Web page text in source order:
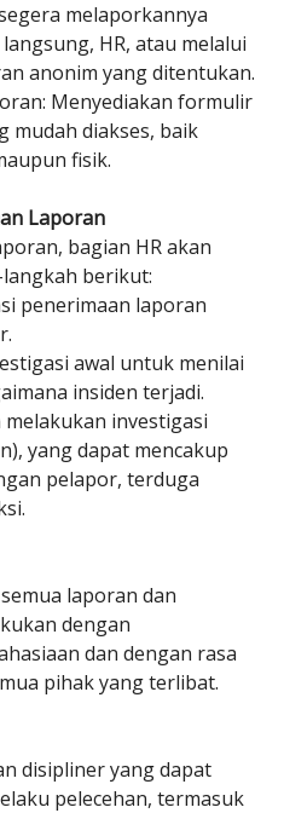
melaporkannya
HR, atau melalui
anonim yang ditentukan.
Menyediakan formulir
mudah diakses, baik
fisik.
Laporan
bagian HR akan
berikut:
penerimaan laporan
awal untuk menilai
insiden terjadi.
melakukan investigasi
yang dapat mencakup
pelapor, terduga
laporan dan
dengan
dan dengan rasa
pihak yang terlibat.
disipliner yang dapat
pelecehan, termasuk